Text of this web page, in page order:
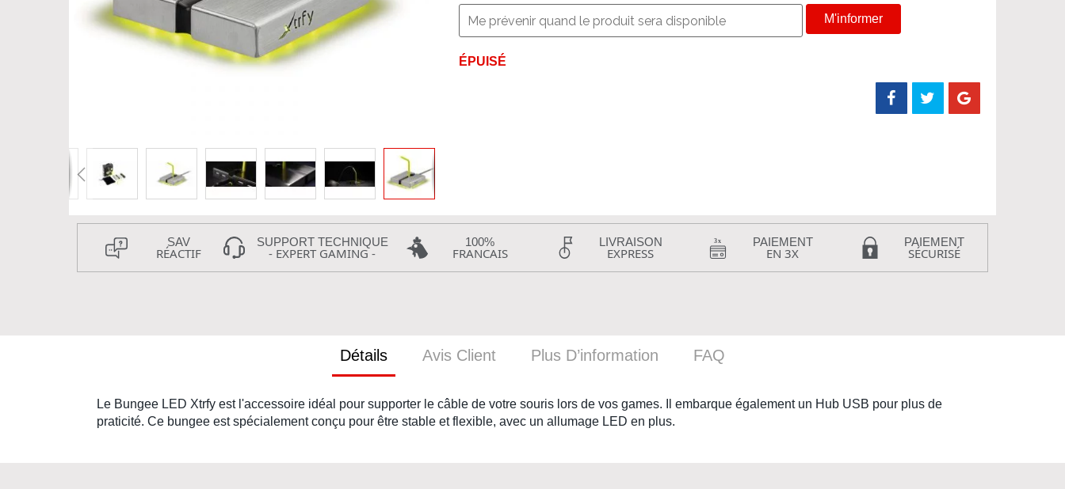
M'informer
ÉPUISÉ
SAV
RÉACTIF
SUPPORT TECHNIQUE
- EXPERT GAMING -
100%
FRANCAIS
LIVRAISON
EXPRESS
PAIEMENT
EN 3X
PAIEMENT
SÉCURISÉ
Détails
Le Bungee LED Xtrfy est l'accessoire idéal pour supporter le câble de votre souris lors de vos games. Il embarque également un Hub USB pour plus de
praticité. Ce bungee est spécialement conçu pour être stable et flexible, avec un allumage LED en plus.
Avis Client Plus D’information FAQ